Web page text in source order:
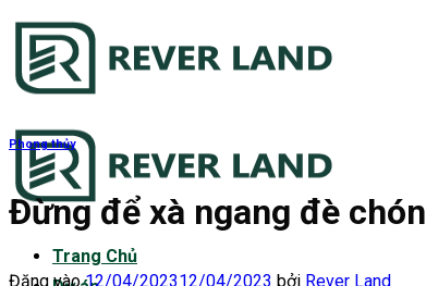
Bỏ
nội
Trang Chủ
Phong thủy
Đừng để xà ngang đè
Đăng vào12/04/202312/04/2023 bởi Rever Land